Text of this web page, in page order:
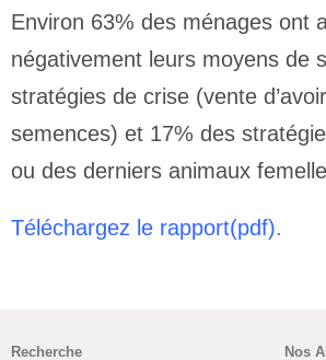
Environ 63% des ménages ont
négativement leurs moyens de
stratégies de crise (vente
semences) et 17% des
ou des derniers animaux
Téléchargez le rapport(pdf).
Recherche Nos